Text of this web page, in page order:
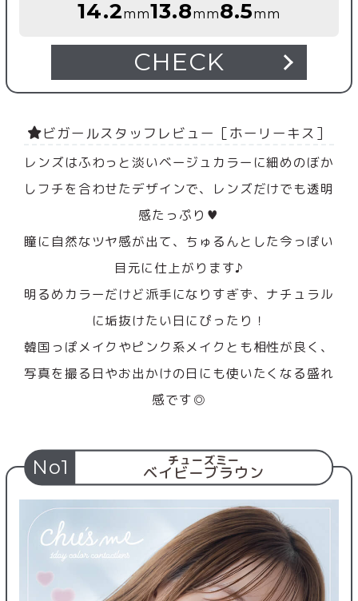
14.2mm13.8mm8.5mm
CHECK
ビガールスタッフレビュー［ホーリーキス］
レンズはふわっと淡いベージュカラーに細めのぼか
しフチを合わせたデザインで、レンズだけでも透明
感たっぷり♥
瞳に自然なツヤ感が出て、ちゅるんとした今っぽい
目元に仕上がります♪
明るめカラーだけど派手になりすぎず、ナチュラル
に垢抜けたい日にぴったり！
韓国っぽメイクやピンク系メイクとも相性が良く、
写真を撮る日やお出かけの日にも使いたくなる盛れ
感です◎
No1 チューズミー
ベイビーブラウン